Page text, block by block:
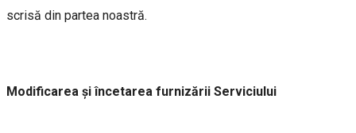
scrisă din partea noastră.
Modificarea și încetarea furnizării Serviciului